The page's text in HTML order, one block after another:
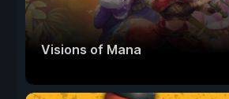
Visions of Mana